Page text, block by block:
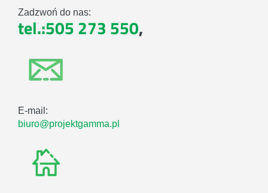
Zadzwoń do nas:
tel.:505 273 550,
E-mail:
biuro@projektgamma.pl